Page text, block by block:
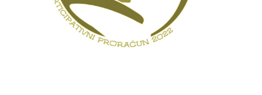
Skupna občinska uprava Maribor
Pooblaščeni za odločanje
Integriteta in preprečevanje korupcije
Občinski predpisi
Virtualna panorama